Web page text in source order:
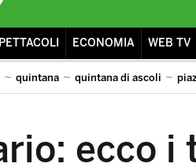
ECONOMIA WEB TV
quintana quintana di ascoli
ecco i